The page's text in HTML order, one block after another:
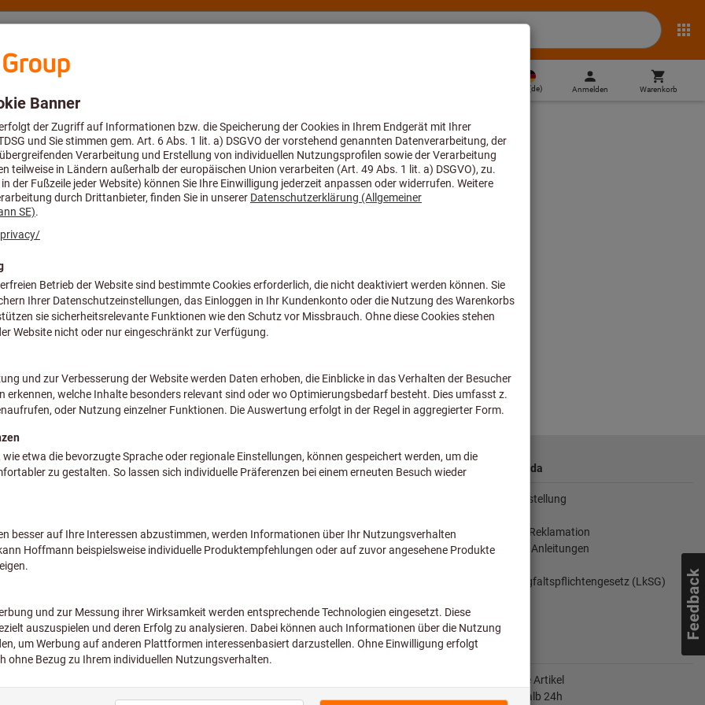
Beratung und Support
(de) Anmelden Warenkorb
ToolScout
Konfigurator
Top-Produktkategorien
Messschieber
Gleitschleifen
Wir sind für Sie da
Kontakt und Bestellung
Rücksendung / Reklamation
Downloads und Anleitungen
Lieferkettensorgfaltspflichtengesetz (LkSG)
Zahlungsarten Schnell und Sicher
500.000 gelistete Artikel
Lieferung innerhalb 24h